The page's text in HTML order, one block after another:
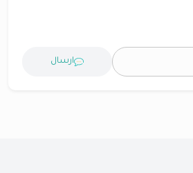
ارسال